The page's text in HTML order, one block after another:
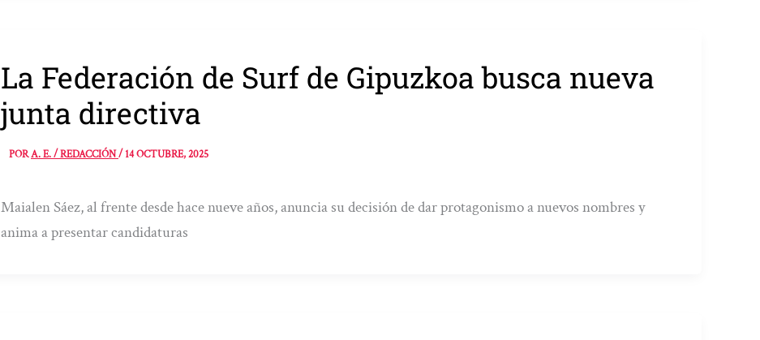
La Federación de Surf de Gipuzkoa busca nueva
junta directiva
PORA. E. / REDACCIÓN/14 OCTUBRE, 2025
Maialen Sáez, al frente desde hace nueve años, anuncia su decisión de dar protagonismo a nuevos nombres y
anima a presentar candidaturas